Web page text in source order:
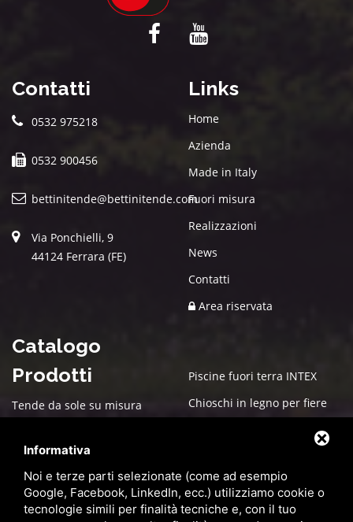
Contatti
0532 975218
0532 900456
bettinitende@bettinitende.com
Via Ponchielli, 9
44124 Ferrara (FE)
Links
Home
Azienda
Made in Italy
Fuori misura
Realizzazioni
News
Contatti
Area riservata
Catalogo
Prodotti
Tende da sole su misura
Box auto PVC
Pergole bioclimatiche
Zanzariere
Piscine fuori terra INTEX
Chioschi in legno per fiere
Arredo esterno per giardino
Gazebo
Ombrelloni da giardino
Informativa
Noi e terze parti selezionate (come ad esempio
Google, Facebook, LinkedIn, ecc.) utilizziamo cookie o
tecnologie simili per finalità tecniche e, con il tuo